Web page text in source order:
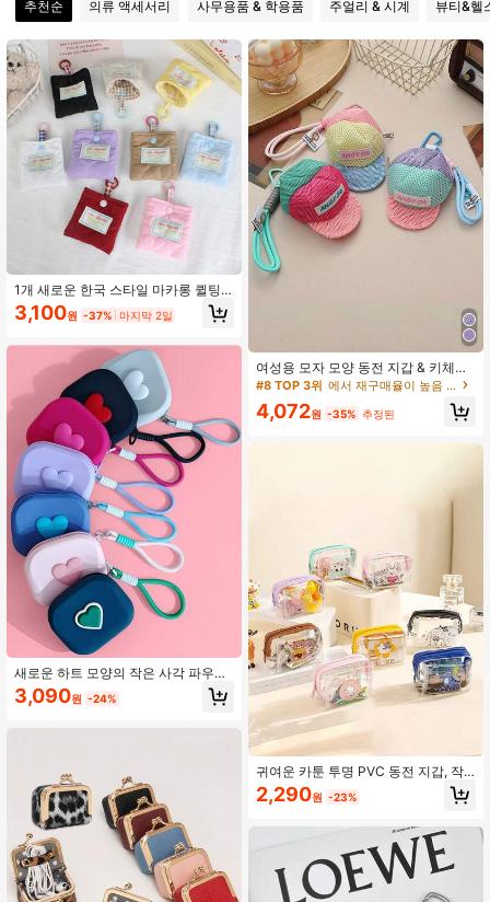
4.72 60 팔로워
4.72 60 팔로워
4.72 60 팔로워
4.72 60 팔로워
4.72 60 팔로워
4.72 60 팔로워
4.72 60 팔로워
추천순 의류 액세서리 사무용품 & 학용품 주얼리 & 시계 뷰티&헬
1개 새로운 한국 스타일 마카롱 퀼팅
하트 모양 이어폰 가방 스냅 버튼 포
함, 블루투스 이어폰 보호 케이스, 귀
수납 가방, 두꺼운 패딩 충격 흡수 긁
힘 방지 방진 방오, 스냅 버튼 잠금, 컴
팩트하고 가벼움, 백팩에 걸 수 있음,
큰 가방 주머니에 맞음, 블루투스 이어
폰, 충전 케이스, 데이터 케이블, 동전,
열쇠, 머리끈 및 기타 개인 용품 수납
가능, 여학생, 학생, 출퇴근, 학교, 쇼
핑, 데이트, 여행, 가정 일상 사용에 적
합, 부드럽고 힐링되는 수납 아이템,
다목적 분실 방지 장치 보호, 니치 매
력적이고 다용도이며 내구성 있음, 완
벽한 생일, 베스트 프렌드, 개학 선물
3,100원 -37% 마지막 2일
새로운 하트 모양의 작은 사각 파우치,
동전 지갑, 립스틱 케이스, 카드 홀더,
블루투스 이어폰 보관 가방, 휴대용 부
3,090원 -24%
여성용 모자 모양 동전 지갑 & 키체인
- 분실 방지 체인, 체인 잠금, 컴팩트
지갑, 일상 및 정장 행사에 적합한 다
양한 부드러운 톤 - 귀여운 액세서리,
내구성 있는 지퍼, 패셔니스타 필수품,
#8 TOP 3위 에서 재구매율이 높음 동전 지갑
4,072원 -35% 추정된
귀여운 카툰 투명 PVC 동전 지갑, 작
은 핸드백, 휴대용 화장품 가방, 립스
틱 정리기로 사용할 수 있습니다. 귀여
C 소재의 사랑스러운 미니 여행 정리
2,290원 -23%